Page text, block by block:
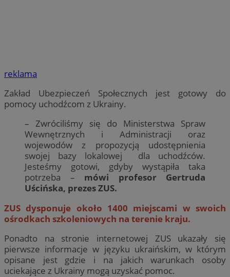
reklama
Zakład Ubezpieczeń Społecznych jest gotowy do
pomocy uchodźcom z Ukrainy.
– Zwróciliśmy się do Ministerstwa Spraw
Wewnętrznych i Administracji oraz
wojewodów z propozycją udostępnienia
swojej bazy lokalowej dla uchodźców.
Jesteśmy gotowi, gdyby wystąpiła taka
potrzeba – mówi profesor Gertruda
Uścińska, prezes ZUS.
ZUS dysponuje około 1400 miejscami w swoich
ośrodkach szkoleniowych na terenie kraju.
Ponadto na stronie internetowej ZUS ukazały się
pierwsze informacje w języku ukraińskim, w którym
opisane jest gdzie i na jakich warunkach osoby
uciekające z Ukrainy mogą uzyskać pomoc.